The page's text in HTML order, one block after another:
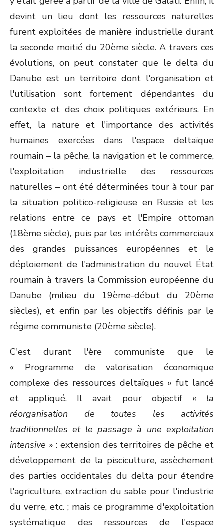
devint un lieu dont les ressources naturelles
furent exploitées de manière industrielle durant
la seconde moitié du 20ème siècle. A travers ces
évolutions, on peut constater que le delta du
Danube est un territoire dont l'organisation et
l'utilisation sont fortement dépendantes du
contexte et des choix politiques extérieurs. En
effet, la nature et l'importance des activités
humaines exercées dans l'espace deltaïque
roumain – la pêche, la navigation et le commerce,
l'exploitation industrielle des ressources
naturelles – ont été déterminées tour à tour par
la situation politico-religieuse en Russie et les
relations entre ce pays et l'Empire ottoman
(18ème siècle), puis par les intérêts commerciaux
des grandes puissances européennes et le
déploiement de l'administration du nouvel État
roumain à travers la Commission européenne du
Danube (milieu du 19ème-début du 20ème
siècles), et enfin par les objectifs définis par le
régime communiste (20ème siècle).
C'est durant l'ère communiste que le
« Programme de valorisation économique
complexe des ressources deltaïques » fut lancé
et appliqué. Il avait pour objectif « la
réorganisation de toutes les activités
traditionnelles et le passage à une exploitation
intensive » : extension des territoires de pêche et
développement de la pisciculture, assèchement
des parties occidentales du delta pour étendre
l'agriculture, extraction du sable pour l'industrie
du verre, etc. ; mais ce programme d'exploitation
systématique des ressources de l'espace